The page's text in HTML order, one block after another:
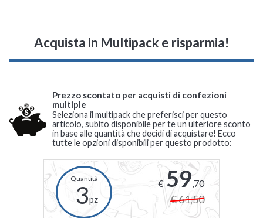
Acquista in Multipack e risparmia!
Prezzo scontato per acquisti di confezioni
multiple
Seleziona il multipack che preferisci per questo
articolo, subito disponibile per te un ulteriore sconto
in base alle quantità che decidi di acquistare! Ecco
tutte le opzioni disponibili per questo prodotto:
3pz
€ 59,70
€ 61,50